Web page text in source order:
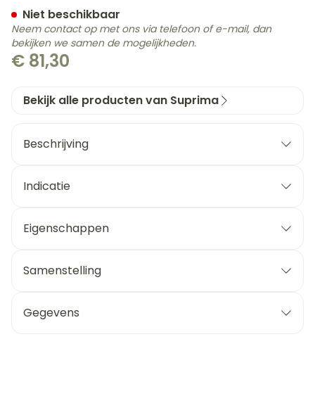
€ 81,30
Niet beschikbaar
Neem contact op met ons via telefoon of e-mail, dan
bekijken we samen de mogelijkheden.
Bekijk alle producten van Suprima
Beschrijving
Indicatie
Eigenschappen
Samenstelling
Gegevens